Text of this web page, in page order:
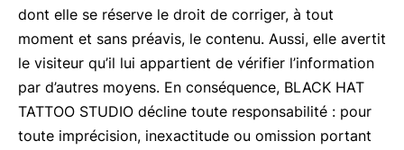
dont elle se réserve le droit de corriger, à tout
moment et sans préavis, le contenu. Aussi, elle avertit
le visiteur qu’il lui appartient de vérifier l’information
par d’autres moyens. En conséquence, BLACK HAT
TATTOO STUDIO décline toute responsabilité : pour
toute imprécision, inexactitude ou omission portant